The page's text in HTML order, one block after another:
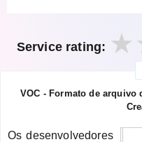
Service rating:
VOC - Formato de
Os desenvolvedores